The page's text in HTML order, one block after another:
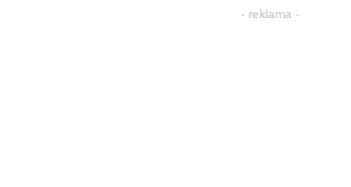
- reklama -